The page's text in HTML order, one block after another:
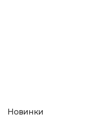
Новинки